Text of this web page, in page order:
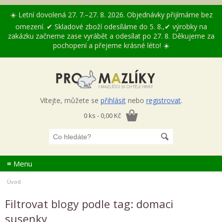
☀️ Letní dovolená 27. 7.–27. 8. 2026. Objednávky přijímáme bez
omezení. ✔ Skladové zboží odesíláme do 5. 8.,✔ výrobky na
zakázku začneme zase vyrábět a odesílat po 27. 8. Děkujeme za
pochopení a přejeme krásné léto! ☀️
Vítejte, můžete se přihlásitnebo registrovat.
0 ks - 0,00 Kč
≡ Menu
Úvod
Filtrovat blogy podle tag: domaci
susenky